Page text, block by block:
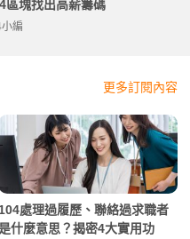
區塊找出高薪籌碼
編
更多訂閱內容
104處理過履歷、聯絡過求職者
什麼意思？揭密4大實用功